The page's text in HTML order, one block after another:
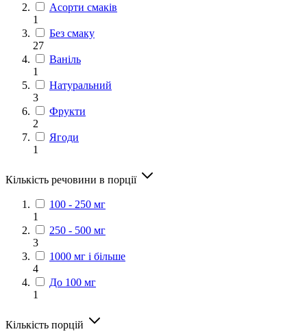
Асорти смаків
1
Без смаку
27
Ваніль
1
Натуральний
3
Фрукти
2
Ягоди
1
Кількість речовини в порції
100 - 250 мг
1
250 - 500 мг
3
1000 мг і більше
4
До 100 мг
1
Кількість порцій